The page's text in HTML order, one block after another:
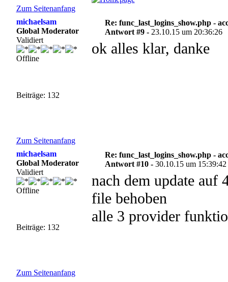
Zum Seitenanfang
michaelsam
Global Moderator
Validiert
Offline
Beiträge: 132
Re: func_last_logins_show.php -
Antwort #9 - 23.10.15 um 20:36:26
ok alles klar, danke
Zum Seitenanfang
michaelsam
Global Moderator
Validiert
Offline
Beiträge: 132
Re: func_last_logins_show.php -
Antwort #10 -30.10.15 um 15:39:42
nach dem update auf
file behoben
alle 3 provider
Zum Seitenanfang